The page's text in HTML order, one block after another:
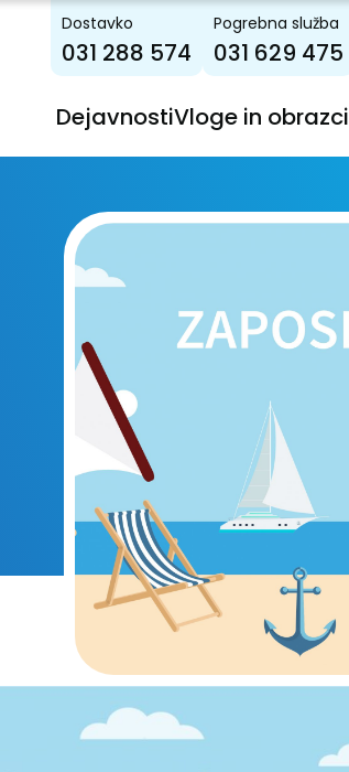
Dostavko
031 288 574
Pogrebna služba
031 629 475
DejavnostiVloge in obrazci